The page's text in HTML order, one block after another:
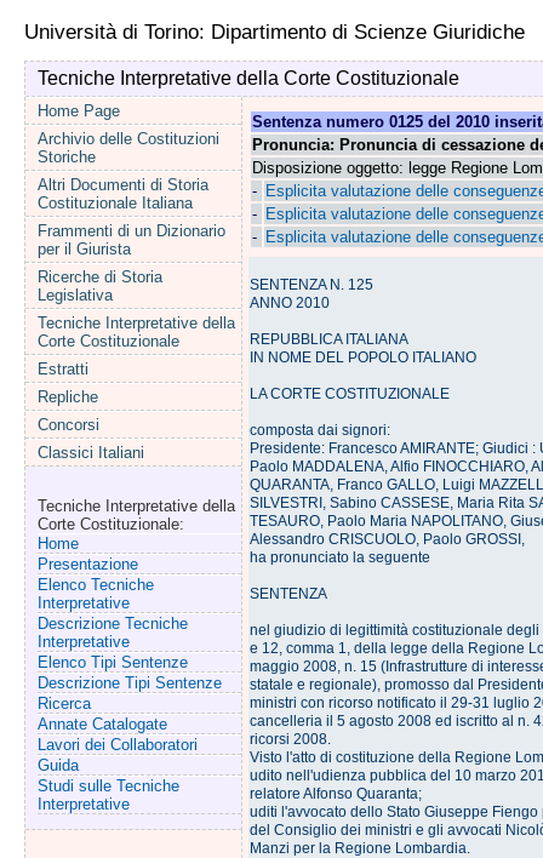
Università di Torino: Dipartimento di Scienze Giuridiche
Tecniche Interpretative della Corte Costituzionale
Home Page
Archivio delle Costituzioni
Storiche
Altri Documenti di Storia
Costituzionale Italiana
Frammenti di un Dizionario
per il Giurista
Ricerche di Storia
Legislativa
Tecniche Interpretative della
Corte Costituzionale
Estratti
Repliche
Concorsi
Classici Italiani
Tecniche Interpretative della
Corte Costituzionale:
Home
Presentazione
Elenco Tecniche
Interpretative
Descrizione Tecniche
Interpretative
Elenco Tipi Sentenze
Descrizione Tipi Sentenze
Ricerca
Annate Catalogate
Lavori dei Collaboratori
Guida
Studi sulle Tecniche
Interpretative
Sentenza numero 0125 del 2010
Pronuncia: Pronuncia di cessazione
Disposizione oggetto: legge Regione
-
Esplicita valutazione delle
-
Esplicita valutazione delle
-
Esplicita valutazione delle
SENTENZA N. 125
ANNO 2010
REPUBBLICA ITALIANA
IN NOME DEL POPOLO ITALIANO
LA CORTE COSTITUZIONALE
composta dai signori:
Presidente: Francesco AMIRANTE; Giudici :
Paolo MADDALENA, Alfio FINOCCHIARO,
QUARANTA, Franco GALLO, Luigi
SILVESTRI, Sabino CASSESE, Maria Rita
TESAURO, Paolo Maria NAPOLITANO,
Alessandro CRISCUOLO, Paolo GROSSI,
ha pronunciato la seguente
SENTENZA
nel giudizio di legittimità costituzionale degli
e 12, comma 1, della legge della Regione
maggio 2008, n. 15 (Infrastrutture di
statale e regionale), promosso dal
ministri con ricorso notificato il 29-31 luglio
cancelleria il 5 agosto 2008 ed iscritto al n.
ricorsi 2008.
Visto l'atto di costituzione della Regione
udito nell'udienza pubblica del 10 marzo
relatore Alfonso Quaranta;
uditi l'avvocato dello Stato Giuseppe Fiengo
del Consiglio dei ministri e gli avvocati
Manzi per la Regione Lombardia.